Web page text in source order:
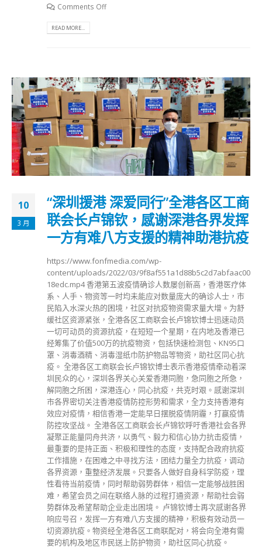
Comments Off
READ MORE...
10
3 月
“深圳援港 深爱同行”全港各区工商
联会长卢锦钦，感谢深港各界发挥
一方有难八方支援的精神助港抗疫
https://www.fonfmedia.com/wp-
content/uploads/2022/03/9f8af551a1d88b5c2d7abfaac00
18edc.mp4 香港第五波疫情确诊人数屡创新高，香港医疗体
系、人手、物资等一时均未能应对数量庞大的确诊人士，市
民陷入水深火热的困境，社区对抗疫物资需求量大增。为舒
缓社区资源紧张，全港各区工商联会长卢锦钦博士迅速动员
一切可动员的资源抗疫，在短短一个星期，在内地及香港已
经筹集了价值500万的抗疫物资，包括快速检测包、KN95口
罩、消毒酒精、消毒湿纸巾防护物品等物资，助社区同心抗
疫。 全港各区工商联会长卢锦钦博士表示香港疫情牵动着深
圳民众的心，深圳各界关心关爱香港同胞，急同胞之所急，
解同胞之所困，深港连心，同心抗疫，共克时艰。感谢深圳
市各界密切关注香港疫情防控形势和需求，全力支持香港有
效应对疫情，相信香港一定能早日摆脱疫情阴霾，打赢疫情
防控攻坚战。 全港各区工商联会长卢锦钦呼吁香港社会各界
凝聚正能量同舟共济，以勇气、毅力和信心协力抗击疫情，
最重要的是持正面、积极和理性的态度，支持配合政府抗疫
工作措施，在困难之中寻找方法，团结力量全力抗疫，调动
各界资源，重整经济发展。只要各人做好自身科学防疫，理
性看待当前疫情，同时帮助弱势群体，相信一定能够战胜困
难，希望会员之间在联络人脉的过程打通资源，帮助社会弱
势群体及希望帮助企业走出困境。 卢锦钦博士再次感谢各界
响应号召，发挥一方有难八方支援的精神，积极有效动员一
切资源抗疫。物资经全港各区工商联配对，将会向全港有需
要的机构及地区市民送上防护物资，助社区同心抗疫。